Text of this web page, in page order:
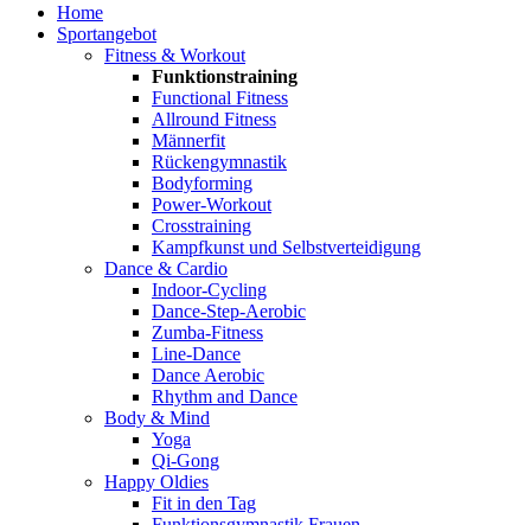
Home
Sportangebot
Fitness & Workout
Funktionstraining
Functional Fitness
Allround Fitness
Männerfit
Rückengymnastik
Bodyforming
Power-Workout
Crosstraining
Kampfkunst und Selbstverteidigung
Dance & Cardio
Indoor-Cycling
Dance-Step-Aerobic
Zumba-Fitness
Line-Dance
Dance Aerobic
Rhythm and Dance
Body & Mind
Yoga
Qi-Gong
Happy Oldies
Fit in den Tag